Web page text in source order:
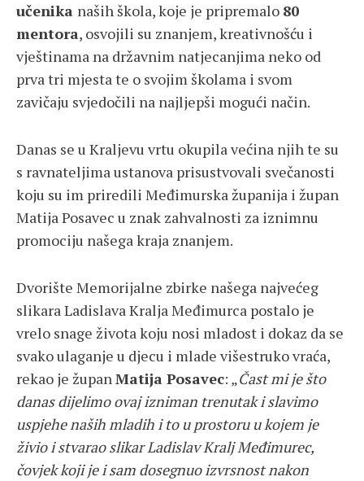
učenika naših škola, koje je pripremalo 80
mentora, osvojili su znanjem, kreativnošću i
vještinama na državnim natjecanjima neko od
prva tri mjesta te o svojim školama i svom
zavičaju svjedočili na najljepši mogući način.
Danas se u Kraljevu vrtu okupila većina njih te su
s ravnateljima ustanova prisustvovali svečanosti
koju su im priredili Međimurska županija i župan
Matija Posavec u znak zahvalnosti za iznimnu
promociju našega kraja znanjem.
Dvorište Memorijalne zbirke našega najvećeg
slikara Ladislava Kralja Međimurca postalo je
vrelo snage života koju nosi mladost i dokaz da se
svako ulaganje u djecu i mlade višestruko vraća,
rekao je županMatija Posavec: „Čast mi je što
danas dijelimo ovaj izniman trenutak i slavimo
uspjehe naših mladih i to u prostoru u kojem je
živio i stvarao slikar Ladislav Kralj Međimurec,
čovjek koji je i sam dosegnuo izvrsnost nakon